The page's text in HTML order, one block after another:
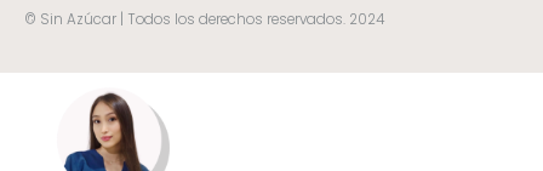
© Sin Azúcar | Todos los derechos reservados. 2024